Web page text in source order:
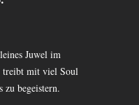
Juwel im
treibt mit viel Soul
zu begeistern.